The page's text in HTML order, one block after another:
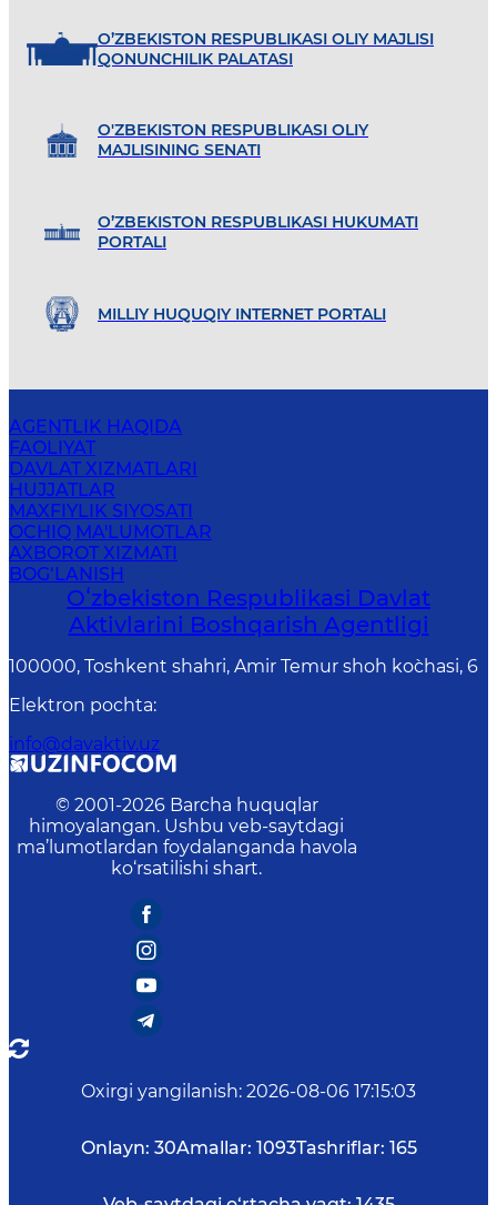
O’ZBEKISTON RESPUBLIKASI OLIY MAJLISI
QONUNCHILIK PALATASI
O'ZBEKISTON RESPUBLIKASI OLIY
MAJLISINING SENATI
O’ZBEKISTON RESPUBLIKASI HUKUMATI
PORTALI
MILLIY HUQUQIY INTERNET PORTALI
AGENTLIK HAQIDA
FAOLIYAT
DAVLAT XIZMATLARI
HUJJATLAR
MAXFIYLIK SIYOSATI
OCHIQ MA'LUMOTLAR
AXBOROT XIZMATI
BOG‘LANISH
Oʻzbekiston Respublikasi Davlat
Aktivlarini Boshqarish Agentligi
100000, Toshkent shahri, Amir Temur shoh ko`chasi, 6
Elektron pochta:
info@davaktiv.uz
© 2001-2026 Barcha huquqlar
himoyalangan. Ushbu veb-saytdagi
ma’lumotlardan foydalanganda havola
ko‘rsatilishi shart.
Oxirgi yangilanish: 2026-08-06 17:15:03
Onlayn: 30Amallar: 1093Tashriflar: 165